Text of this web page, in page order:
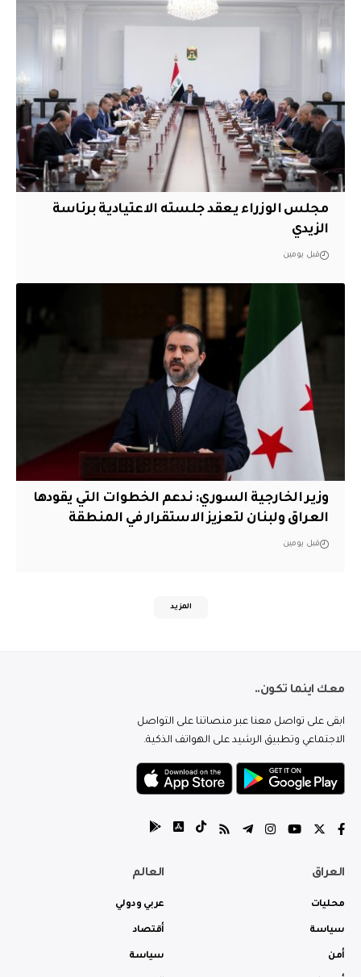
مجلس الوزراء يعقد جلسته الاعتيادية برئاسة
الزيدي
قبل يومين
وزير الخارجية السوري: ندعم الخطوات التي يقودها
العراق ولبنان لتعزيز الاستقرار في المنطقة
قبل يومين
المزيد
معك اينما تكون..
ابقى على تواصل معنا عبر منصاتنا على التواصل
الاجتماعي وتطبيق الرشيد على الهواتف الذكية.
العراق
محليات
سياسة
أمن
العالم
عربي ودولي
أقتصاد
سياسة